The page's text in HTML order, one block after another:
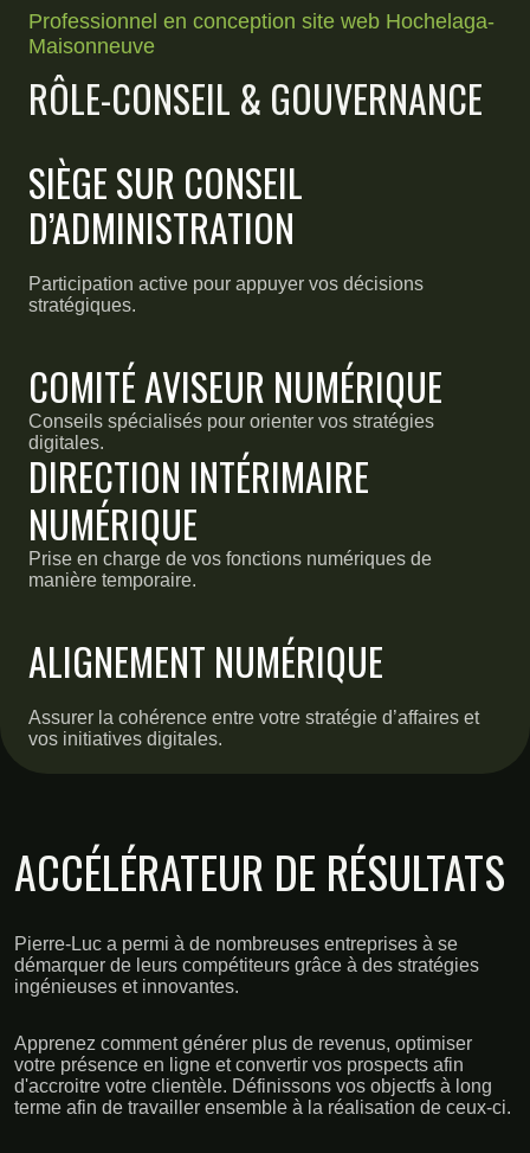
Professionnel en conception site web Hochelaga-
Maisonneuve
RÔLE-CONSEIL & GOUVERNANCE
SIÈGE SUR CONSEIL
D’ADMINISTRATION
Participation active pour appuyer vos décisions
stratégiques.
COMITÉ AVISEUR NUMÉRIQUE
Conseils spécialisés pour orienter vos stratégies
digitales.
DIRECTION INTÉRIMAIRE
NUMÉRIQUE
Prise en charge de vos fonctions numériques de
manière temporaire.
ALIGNEMENT NUMÉRIQUE
Assurer la cohérence entre votre stratégie d’affaires et
vos initiatives digitales.
ACCÉLÉRATEUR DE RÉSULTATS
Pierre-Luc a permi à de nombreuses entreprises à se
démarquer de leurs compétiteurs grâce à des stratégies
ingénieuses et innovantes.
Apprenez comment générer plus de revenus, optimiser
votre présence en ligne et convertir vos prospects afin
d'accroitre votre clientèle. Définissons vos objectfs à long
terme afin de travailler ensemble à la réalisation de ceux-ci.